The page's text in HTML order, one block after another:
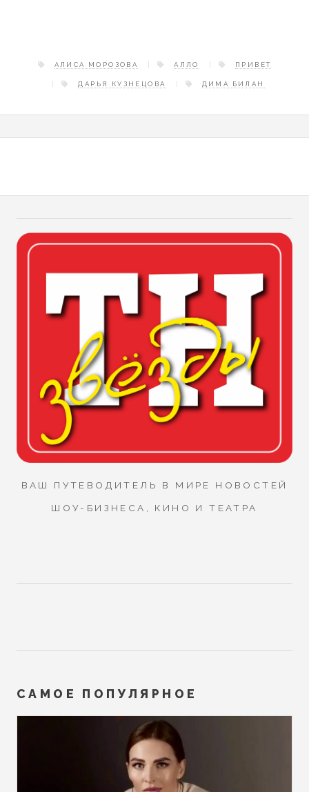
АЛИСА МОРОЗОВА АЛЛО ПРИВЕТ
ДАРЬЯ КУЗНЕЦОВА ДИМА БИЛАН
ВАШ ПУТЕВОДИТЕЛЬ В МИРЕ НОВОСТЕЙ
ШОУ-БИЗНЕСА, КИНО И ТЕАТРА
САМОЕ ПОПУЛЯРНОЕ